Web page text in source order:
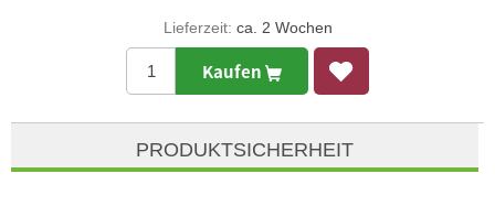
Lieferzeit: ca. 2 Wochen
Kaufen
PRODUKTSICHERHEIT